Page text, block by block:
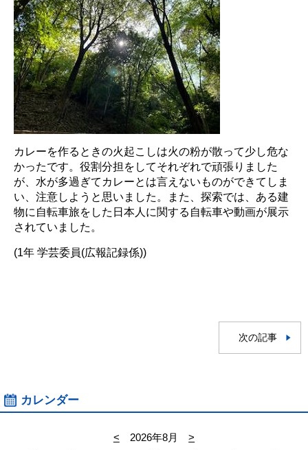
カレーを作るときの火起こしは火の粉が散って少し危な
かったです。役割分担をしてそれぞれで頑張りました
が、水が多過ぎてカレーとは言えないものができてしま
い、注意しようと思いました。また、探索では、ある建
物に自転車旅をした日本人に関する自転車や動画が展示
されていました。
(1年 学芸委員(広報記録係))
次の記事
カレンダー
< 2026年8月
>